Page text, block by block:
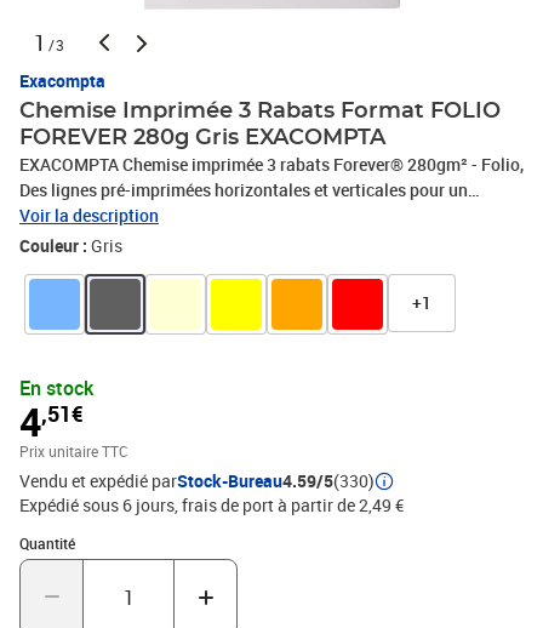
1 /3
Exacompta
Chemise Imprimée 3 Rabats Format FOLIO
FOREVER 280g Gris EXACOMPTA
EXACOMPTA Chemise imprimée 3 rabats Forever® 280gm² - Folio,
Des lignes pré-imprimées horizontales et verticales pour un
classement identifié, clair et soigné, Cette pochette fait partie de la
gamme Forever. Elle est fabriquée en carte 100% recyclée, certifiée
Voir la description
Couleur : Gris
+1
En stock
4,51€
Prix unitaire TTC
Vendu et expédié parStock-Bureau4.59/5(330)
Expédié sous 6 jours, frais de port à partir de 2,49 €
Quantité
Quantité : 1